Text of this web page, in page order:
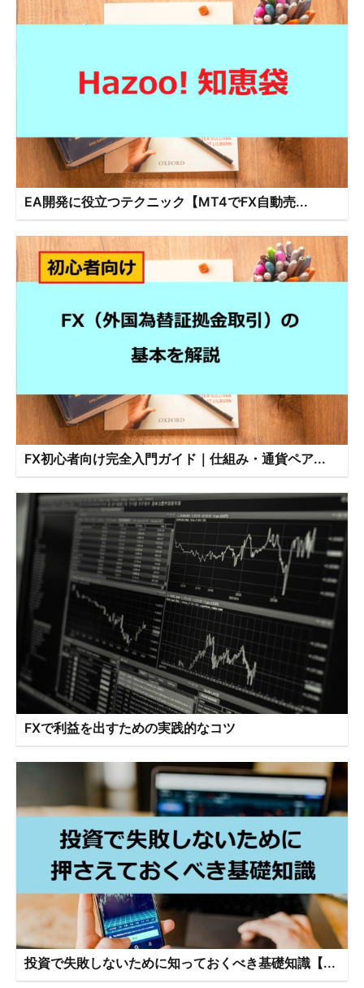
EA開発に役立つテクニック【MT4でFX自動売...
FX初心者向け完全入門ガイド｜仕組み・通貨ペア...
FXで利益を出すための実践的なコツ
投資で失敗しないために知っておくべき基礎知識【...